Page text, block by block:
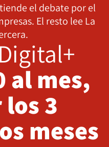
el debate por el
El resto lee La
al mes,
3
meses